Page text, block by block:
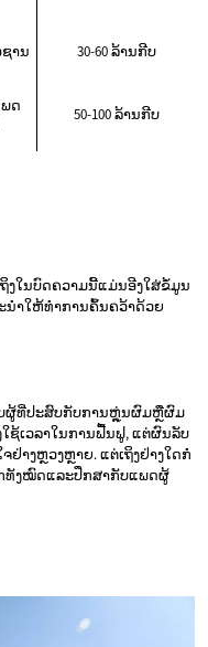
ານ 30-60 ລ້ານກີບ
ດ
50-100 ລ້ານກີບ
ງໃນບົດຄວາມນີ້ແມ່ນອີງໃສ່ຂໍ້ມູນ
ນຳໃຫ້ທຳການຄົ້ນຄວ້າດ້ວຍ
ບຜູ້ທີ່ປະສົບກັບການຫຼຸ່ນຜົມຫຼືຜົມ
ຊ້ເວລາໃນການຟື້ນຟູ, ແຕ່ຜົນລັບ
າງຫຼວງຫຼາຍ. ແຕ່ເຖິງຢ່າງໃດກໍ່
ກທັງໝົດແລະປຶກສາກັບແພດຜູ້